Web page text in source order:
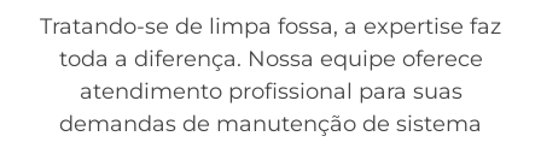
Tratando-se de limpa fossa, a expertise faz
toda a diferença. Nossa equipe oferece
atendimento profissional para suas
demandas de manutenção de sistema